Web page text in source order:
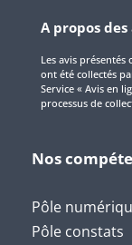
A propos des
Les avis
ont été collectés
Service « Avis en
processus de
Nos
Pôle
Pôle constats